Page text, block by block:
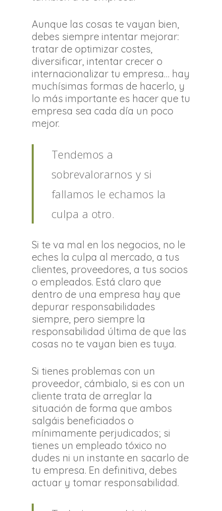
Aunque las cosas te vayan bien,
debes siempre intentar mejorar:
tratar de optimizar costes,
diversificar, intentar crecer o
internacionalizar tu empresa… hay
muchísimas formas de hacerlo, y
lo más importante es hacer que tu
empresa sea cada día un poco
mejor.
Tendemos a
sobrevalorarnos y si
fallamos le echamos la
culpa a otro.
Si te va mal en los negocios, no le
eches la culpa al mercado, a tus
clientes, proveedores, a tus socios
o empleados. Está claro que
dentro de una empresa hay que
depurar responsabilidades
siempre, pero siempre la
responsabilidad última de que las
cosas no te vayan bien es tuya.
Si tienes problemas con un
proveedor, cámbialo, si es con un
cliente trata de arreglar la
situación de forma que ambos
salgáis beneficiados o
mínimamente perjudicados; si
tienes un empleado tóxico no
dudes ni un instante en sacarlo de
tu empresa. En definitiva, debes
actuar y tomar responsabilidad.